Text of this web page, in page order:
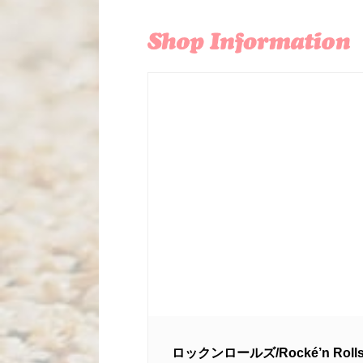
ロックンロールズ/Rocké’n